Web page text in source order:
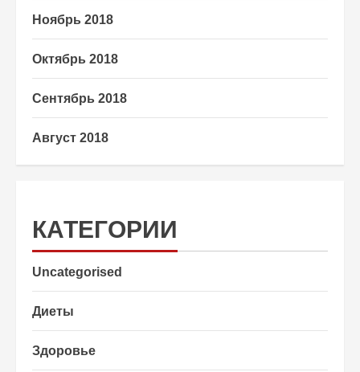
Ноябрь 2018
Октябрь 2018
Сентябрь 2018
Август 2018
КАТЕГОРИИ
Uncategorised
Диеты
Здоровье